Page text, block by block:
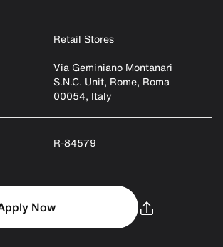
Retail Stores
Via Geminiano Montanari
S.n.c. Unit, Rome, Roma
00054, Italy
R-84579
Now